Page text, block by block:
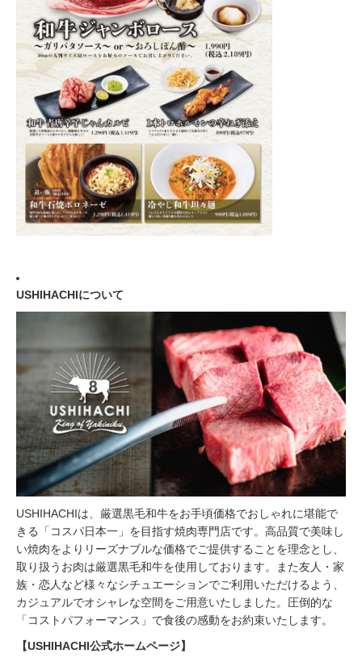
USHIHACHIについて
USHIHACHIは、厳選黒毛和牛をお手頃価格でおしゃれに堪能で
きる「コスパ日本一」を目指す焼肉専門店です。高品質で美味し
い焼肉をよりリーズナブルな価格でご提供することを理念とし、
取り扱うお肉は厳選黒毛和牛を使用しております。また友人・家
族・恋人など様々なシチュエーションでご利用いただけるよう、
カジュアルでオシャレな空間をご用意いたしました。圧倒的な
「コストパフォーマンス」で食後の感動をお約束いたします。
【USHIHACHI公式ホームページ】